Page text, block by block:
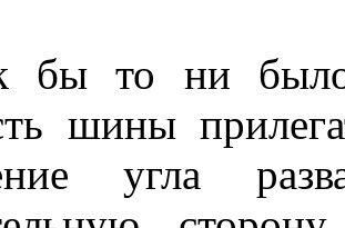
бы то ни было,
шины
угла